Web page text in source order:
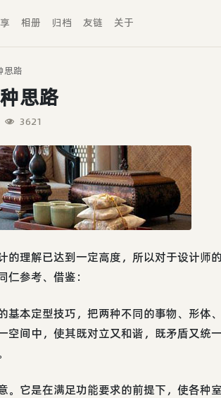
相册 归档 友链 关于
思路
思路
3621
的理解已达到一定高度，所以对于设计师
参考、借鉴：
基本定型技巧，把两种不同的事物、形体
空间中，使其既对立又和谐，既矛盾又统
。它是在满足功能要求的前提下，使各种